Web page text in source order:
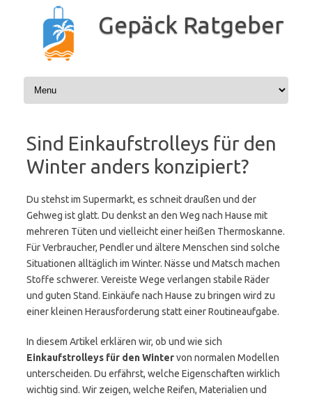
springen
Gepäck Ratgeber
Sind Einkaufstrolleys für den
Winter anders konzipiert?
Du stehst im Supermarkt, es schneit draußen und der
Gehweg ist glatt. Du denkst an den Weg nach Hause mit
mehreren Tüten und vielleicht einer heißen Thermoskanne.
Für Verbraucher, Pendler und ältere Menschen sind solche
Situationen alltäglich im Winter. Nässe und Matsch machen
Stoffe schwerer. Vereiste Wege verlangen stabile Räder
und guten Stand. Einkäufe nach Hause zu bringen wird zu
einer kleinen Herausforderung statt einer Routineaufgabe.
In diesem Artikel erklären wir, ob und wie sich
Einkaufstrolleys für den Wintervon normalen Modellen
unterscheiden. Du erfährst, welche Eigenschaften wirklich
wichtig sind. Wir zeigen, welche Reifen, Materialien und